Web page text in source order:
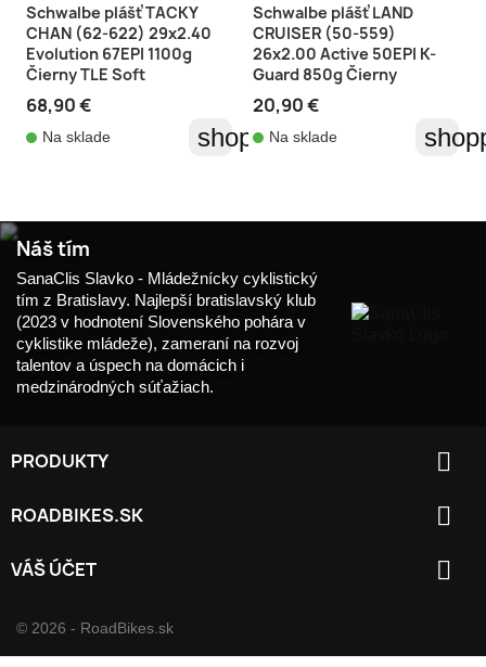
Schwalbe plášť TACKY
CHAN (62-622) 29x2.40
Evolution 67EPI 1100g
Čierny TLE Soft
68,90 €
shopping_cart
Na sklade
Schwalbe plášť LAND
CRUISER (50-559)
26x2.00 Active 50EPI K-
Guard 850g Čierny
20,90 €
Na sklade
Náš tím
SanaClis Slavko - Mládežnícky cyklistický
tím z Bratislavy. Najlepší bratislavský klub
(2023 v hodnotení Slovenského pohára v
cyklistike mládeže), zameraní na rozvoj
talentov a úspech na domácich i
medzinárodných súťažiach.
PRODUKTY 
ROADBIKES.SK 
VÁŠ ÚČET 
© 2026 - RoadBikes.sk